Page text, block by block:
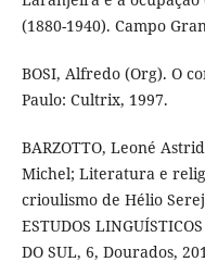
(1880-1940). Campo
BOSI, Alfredo (Org). O
Paulo: Cultrix, 1997.
BARZOTTO, Leoné
Michel; Literatura e
crioulismo de Hélio
ESTUDOS
DO SUL, 6, Dourados,